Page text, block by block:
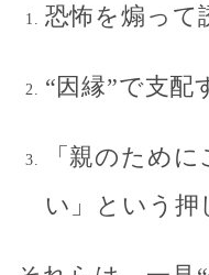
恐怖を煽って
“因縁”で支配
「親のため
い」という押